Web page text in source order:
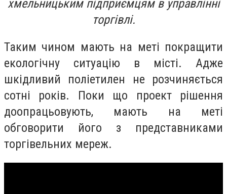
хмельницьким підприємцям в управлінні
торгівлі.
Таким чином мають на меті покращити
екологічну ситуацію в місті. Адже
шкідливий поліетилен не розчиняється
сотні років. Поки що проект рішення
доопрацьовують, мають на меті
обговорити його з представниками
торгівельних мереж.